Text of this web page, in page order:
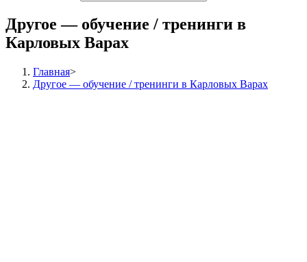
Другое — обучение / тренинги в
Карловых Варах
Главная>
Другое — обучение / тренинги в Карловых Варах